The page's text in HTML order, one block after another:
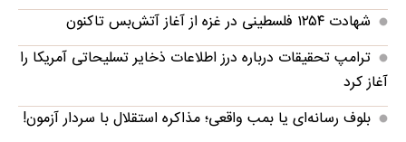
شهادت ۱۲۵۴ فلسطینی در غزه از آغاز آتش‌بس تاکنون
ترامپ تحقیقات درباره درز اطلاعات ذخایر تسلیحاتی آمریکا را
آغاز کرد
بلوف رسانه‌ای یا بمب واقعی؛ مذاکره استقلال با سردار آزمون!